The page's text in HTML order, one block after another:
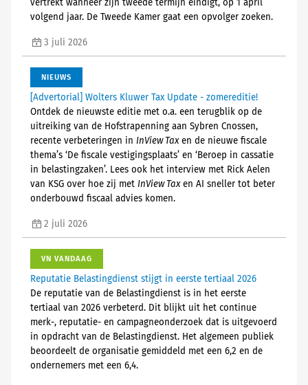
vertrekt wanneer zijn tweede termijn eindigt, op 1 april
volgend jaar. De Tweede Kamer gaat een opvolger zoeken.
3 juli 2026
NIEUWS
[Advertorial] Wolters Kluwer Tax Update - zomereditie!
Ontdek de nieuwste editie met o.a. een terugblik op de
uitreiking van de Hofstrapenning aan Sybren Cnossen,
recente verbeteringen in InView Taxen de nieuwe fiscale
thema’s ‘De fiscale vestigingsplaats’ en ‘Beroep in cassatie
in belastingzaken’. Lees ook het interview met Rick Aelen
van KSG over hoe zij met InView Taxen AI sneller tot beter
onderbouwd fiscaal advies komen.
2 juli 2026
VN VANDAAG
Reputatie Belastingdienst stijgt in eerste tertiaal 2026
De reputatie van de Belastingdienst is in het eerste
tertiaal van 2026 verbeterd. Dit blijkt uit het continue
merk-, reputatie- en campagneonderzoek dat is uitgevoerd
in opdracht van de Belastingdienst. Het algemeen publiek
beoordeelt de organisatie gemiddeld met een 6,2 en de
ondernemers met een 6,4.